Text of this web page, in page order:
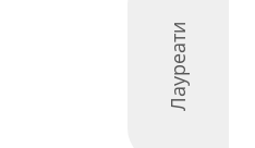
Лауреати